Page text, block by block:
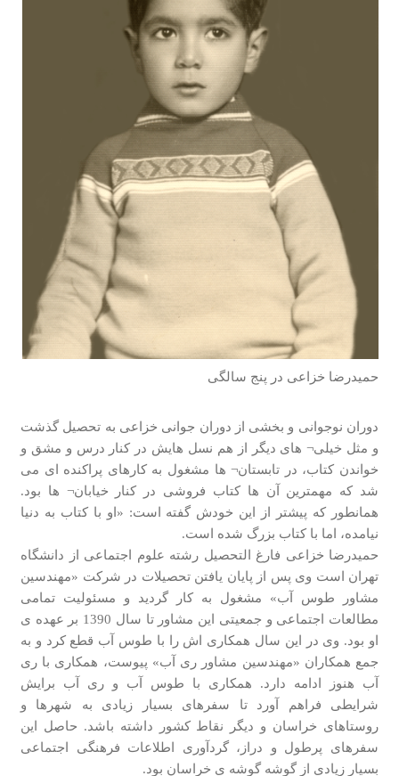
حمیدرضا خزاعی در پنج سالگی
دوران نوجوانی و بخشی از دوران جوانی خزاعی به تحصیل گذشت
و مثل خیلی¬ های دیگر از هم نسل هایش در کنار درس و مشق و
خواندن کتاب، در تابستان¬ ها مشغول به کارهای پراکنده ای می
شد که مهمترین آن ها کتاب فروشی در کنار خیابان¬ ها بود.
همانطور که پیشتر از این خودش گفته است: «او با کتاب به دنیا
نیامده، اما با کتاب بزرگ شده است.
حمیدرضا خزاعی فارغ التحصیل رشته علوم اجتماعی از دانشگاه
تهران است وی پس از پایان یافتن تحصیلات در شرکت «مهندسین
مشاور طوس آب» مشغول به کار گردید و مسئولیت تمامی
مطالعات اجتماعی و جمعیتی این مشاور تا سال 1390 بر عهده ی
او بود. وی در این سال همکاری اش را با طوس آب قطع کرد و به
جمع همکاران «مهندسین مشاور ری آب» پیوست، همکاری با ری
آب هنوز ادامه دارد. همکاری با طوس آب و ری آب برایش
شرایطی فراهم آورد تا سفرهای بسیار زیادی به شهرها و
روستاهای خراسان و دیگر نقاط کشور داشته باشد. حاصل این
سفرهای پرطول و دراز، گردآوری اطلاعات فرهنگی اجتماعی
بسیار زیادی از گوشه گوشه ی خراسان بود.